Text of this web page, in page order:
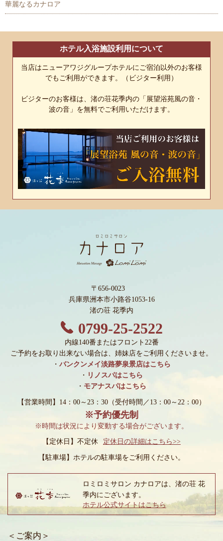
華麗なるカナロア
ホテル入浴施設利用について
当店はニューアワジグループホテルにご宿泊以外のお客様
でもご利用ができます。（ビジター利用）
ビジターのお客様は、渚の荘花季内の「展望浴苑風の音・
波の音」を無料でご利用いただけます。
〒656-0023
兵庫県洲本市小路谷1053-16
渚の荘 花季内
0799-25-2522
内線140番またはフロント22番
ご予約をお取り出来ない場合は、姉妹店をご利用くださいませ。
・ バンクンメイ淡路夢泉景店はこちら
・ リノスパはこちら
・ モアナスパはこちら
【営業時間】14：00～23：30 （受付時間／13：00～22：00）
※予約優先制
※時間は状況により変動する場合がございます。
【定休日】不定休 定休日の詳細はこちら>>
【駐車場】 ホテルの駐車場をご利用ください。
ロミロミサロン カナロアは、渚の荘 花
季内にございます。
ホテル公式サイトはこちら
＜ご案内＞